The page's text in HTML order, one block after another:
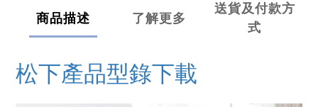
商品描述 了解更多
送貨及付款方
式
松下產品型錄下載